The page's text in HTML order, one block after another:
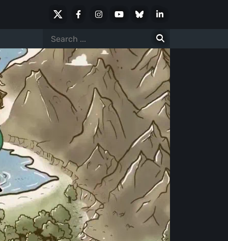
FacebookInstagramYoutubeBlueskyLinkedIn
Search
for: